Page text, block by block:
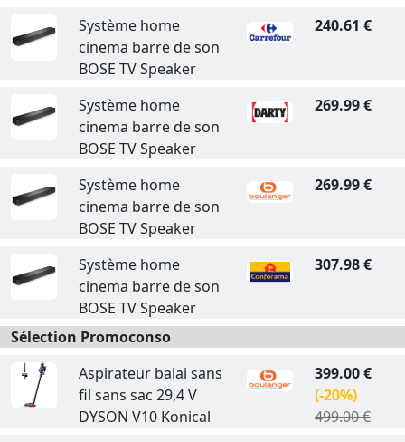
Système home
cinema barre de son
BOSE TV Speaker
240.61 €
Système home
cinema barre de son
BOSE TV Speaker
269.99 €
Système home
cinema barre de son
BOSE TV Speaker
269.99 €
Système home
cinema barre de son
BOSE TV Speaker
307.98 €
Sélection Promoconso
Aspirateur balai sans
fil sans sac 29,4 V
DYSON V10 Konical
399.00 €
(-20%)
499.00 €